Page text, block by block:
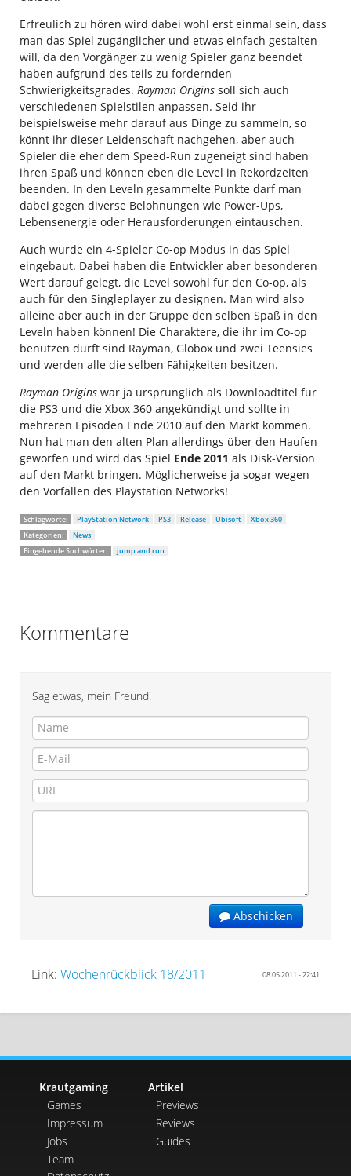
Erfreulich zu hören wird dabei wohl erst einmal sein, dass
man das Spiel zugänglicher und etwas einfach gestalten
will, da den Vorgänger zu wenig Spieler ganz beendet
haben aufgrund des teils zu fordernden
Schwierigkeitsgrades. Rayman Origins soll sich auch
verschiedenen Spielstilen anpassen. Seid ihr
beispielsweise mehr darauf aus Dinge zu sammeln, so
könnt ihr dieser Leidenschaft nachgehen, aber auch
Spieler die eher dem Speed-Run zugeneigt sind haben
ihren Spaß und können eben die Level in Rekordzeiten
beenden. In den Leveln gesammelte Punkte darf man
dabei gegen diverse Belohnungen wie Power-Ups,
Lebensenergie oder Herausforderungen eintauschen.
Auch wurde ein 4-Spieler Co-op Modus in das Spiel
eingebaut. Dabei haben die Entwickler aber besonderen
Wert darauf gelegt, die Level sowohl für den Co-op, als
auch für den Singleplayer zu designen. Man wird also
alleine aber auch in der Gruppe den selben Spaß in den
Leveln haben können! Die Charaktere, die ihr im Co-op
benutzen dürft sind Rayman, Globox und zwei Teensies
und werden alle die selben Fähigkeiten besitzen.
Rayman Origins war ja ursprünglich als Downloadtitel für
die PS3 und die Xbox 360 angekündigt und sollte in
mehreren Episoden Ende 2010 auf den Markt kommen.
Nun hat man den alten Plan allerdings über den Haufen
geworfen und wird das Spiel Ende 2011 als Disk-Version
auf den Markt bringen. Möglicherweise ja sogar wegen
den Vorfällen des Playstation Networks!
Schlagworte: PlayStation Network PS3 Release Ubisoft
Xbox 360
Kategorien:
News
Eingehende Suchwörter:
jump and run
Kommentare
Sag etwas, mein Freund!
Abschicken
Link: Wochenrückblick 18/2011 08.05.2011 - 22:41
Krautgaming
Games
Impressum
Jobs
Team
Artikel
Previews
Reviews
Guides